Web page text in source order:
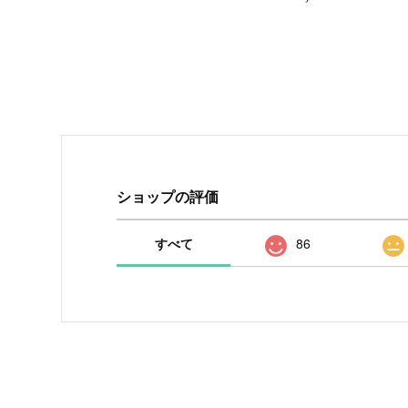
ショップの評価
すべて 86